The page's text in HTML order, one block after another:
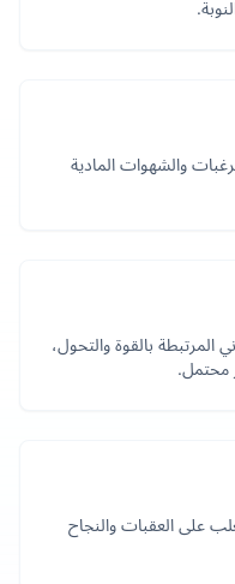
والشهوات المادية
المرتبطة بالقوة والتحول،
محتمل.
على العقبات والنجاح